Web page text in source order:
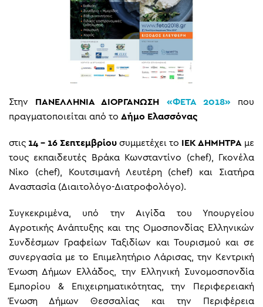
Στην ΠΑΝΕΛΛΗΝΙΑ ΔΙΟΡΓΑΝΩΣΗ «ΦΕΤΑ 2018» που
πραγματοποιείται από το Δήμο Ελασσόνας
στις 14 – 16 Σεπτεμβρίου συμμετέχει το ΙΕΚ ΔΗΜΗΤΡΑ με
τους εκπαιδευτές Βράκα Κωνσταντίνο (chef), Γκονέλα
Νίκο (chef), Κουτσιμανή Λευτέρη (chef) και Σιατήρα
Αναστασία (Διαιτολόγο-Διατροφολόγο).
Συγκεκριμένα, υπό την Αιγίδα του Υπουργείου
Αγροτικής Ανάπτυξης και της Ομοσπονδίας Ελληνικών
Συνδέσμων Γραφείων Ταξιδίων και Τουρισμού και σε
συνεργασία με το Επιμελητήριο Λάρισας, την Κεντρική
Ένωση Δήμων Ελλάδος, την Ελληνική Συνομοσπονδία
Εμπορίου & Επιχειρηματικότητας, την Περιφερειακή
Ένωση Δήμων Θεσσαλίας και την Περιφέρεια